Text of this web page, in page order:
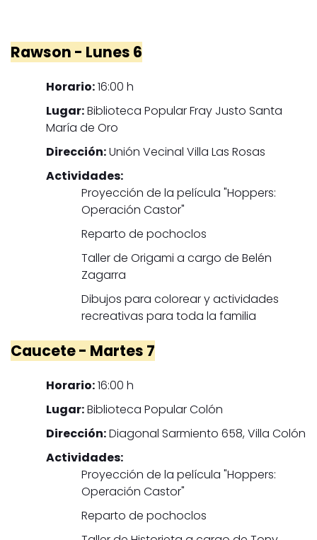
Rawson - Lunes 6
Horario:16:00 h
Lugar:Biblioteca Popular Fray Justo Santa
María de Oro
Dirección:Unión Vecinal Villa Las Rosas
Actividades:
Proyección de la película "Hoppers:
Operación Castor"
Reparto de pochoclos
Taller de Origami a cargo de Belén
Zagarra
Dibujos para colorear y actividades
recreativas para toda la familia
Caucete - Martes 7
Horario:16:00 h
Lugar:Biblioteca Popular Colón
Dirección:Diagonal Sarmiento 658, Villa Colón
Actividades:
Proyección de la película "Hoppers:
Operación Castor"
Reparto de pochoclos